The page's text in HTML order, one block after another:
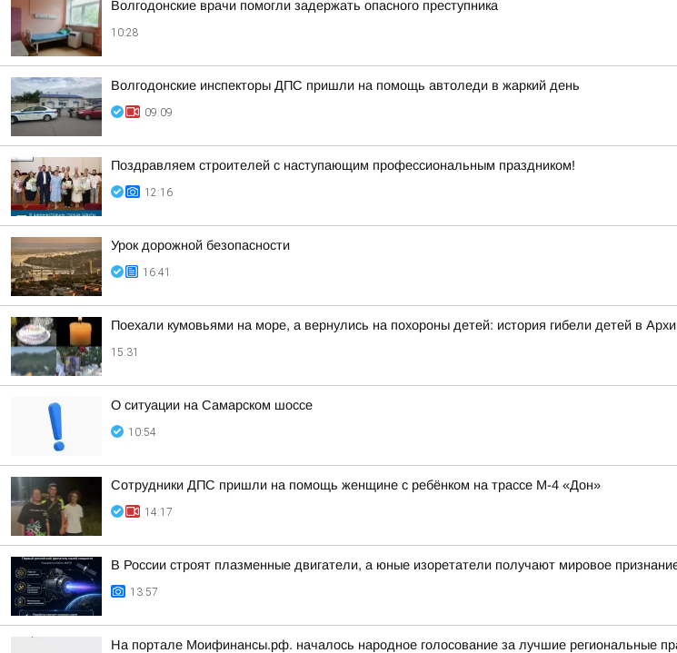
Волгодонские врачи помогли задержать опасного преступника
10:28
Волгодонские инспекторы ДПС пришли на помощь автоледи в жаркий день
09:09
Поздравляем строителей с наступающим профессиональным праздником!
12:16
Урок дорожной безопасности
16:41
Поехали кумовьями на море, а вернулись на похороны детей: история гибели детей в
15:31
О ситуации на Самарском шоссе
10:54
Сотрудники ДПС пришли на помощь женщине с ребёнком на трассе М-4 «Дон»
14:17
В России строят плазменные двигатели, а юные изоретатели получают мировое
13:57
На портале Моифинансы.рф. началось народное голосование за лучшие региональные